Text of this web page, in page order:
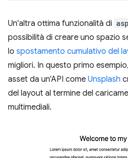
Un'altra ottima funzionalità di
possibilità di creare uno spazio
lo spostamento cumulativo del
migliori. In questo primo
asset da un'API come Unsplash
del layout al termine del
multimediali.